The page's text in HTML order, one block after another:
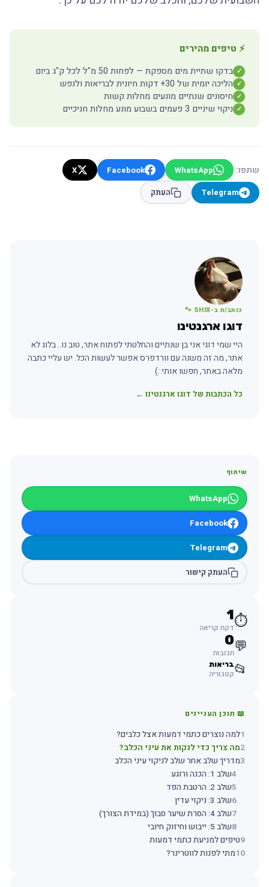
⚡ טיפים מהירים
✓ בדקו שתיית מים מספקת — לפחות 50 מ"ל לכל ק"ג ביום
✓ הליכה יומית של 30+ דקות חיונית לבריאות ולנפש
✓ חיסונים שנתיים מונעים מחלות קשות
✓ ניקוי שיניים 3 פעמים בשבוע מונע מחלות חניכיים
שתפו: WhatsApp
Facebook
X
Telegram
העתק
כותב/ת ב-SHIX 🐾
דוגו ארגנטינו
היי שמי דוגי אני בן שנתיים והחלטתי לפתוח אתר, טוב נו.. בלוג לא
אתר, מה זה משנה עם וורדפרס אפשר לעשות הכל. יש עליי כתבה
מלאה באתר, חפשו אותי :)
כל הכתבות של דוגו ארגנטינו ←
שיתוף
WhatsApp
Facebook
Telegram
העתק קישור
⏱️
1
דקת קריאה
💬
0
תגובות
📂בריאות
קטגוריה
📖 תוכן העניינים
למה נוצרים כתמי דמעות אצל כלבים?
2מה צריך כדי לנקות את עיני הכלב?
מדריך שלב אחר שלב לניקוי עיני הכלב
שלב 1: הכנה ורוגע
שלב 2: הרטבת הפד
6שלב 3: ניקוי עדין
7שלב 4: הסרת שיער סבוך (במידת הצורך)
8שלב 5: ייבוש וחיזוק חיובי
9טיפים למניעת כתמי דמעות
10מתי לפנות לווטרינר?